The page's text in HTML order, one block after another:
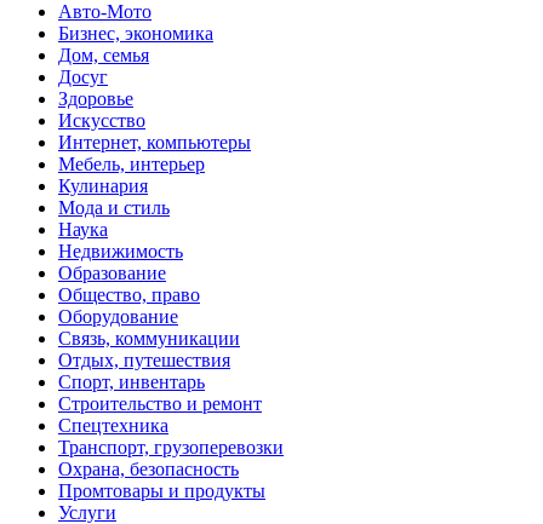
Авто-Мото
Бизнес, экономика
Дом, семья
Досуг
Здоровье
Искусство
Интернет, компьютеры
Мебель, интерьер
Кулинария
Мода и стиль
Наука
Недвижимость
Образование
Общество, право
Оборудование
Связь, коммуникации
Отдых, путешествия
Спорт, инвентарь
Строительство и ремонт
Спецтехника
Транспорт, грузоперевозки
Охрана, безопасность
Промтовары и продукты
Услуги